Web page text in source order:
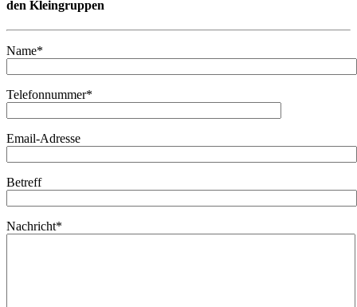
den Kleingruppen
Name*
Telefonnummer*
Email-Adresse
Betreff
Nachricht*